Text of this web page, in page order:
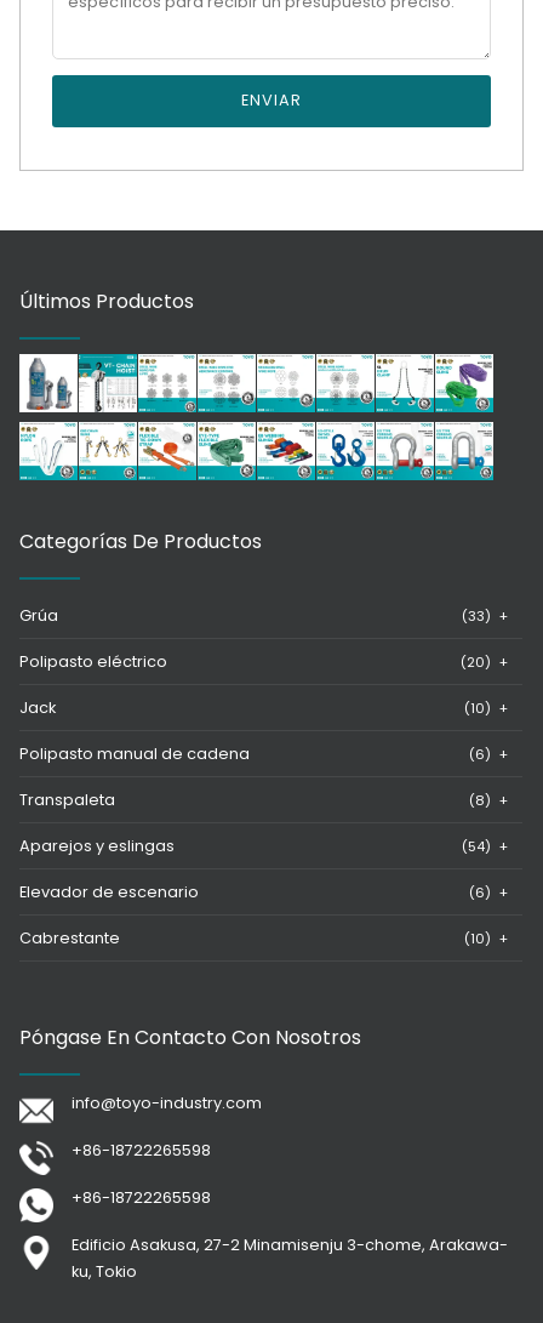
ENVIAR
Últimos Productos
Categorías De Productos
Grúa (33) +
Polipasto eléctrico (20) +
Jack (10) +
Polipasto manual de cadena (6) +
Transpaleta (8) +
Aparejos y eslingas (54) +
Elevador de escenario (6) +
Cabrestante (10) +
Póngase En Contacto Con Nosotros
info@toyo-industry.com
+86-18722265598
+86-18722265598
Edificio Asakusa, 27-2 Minamisenju 3-chome, Arakawa-
ku, Tokio